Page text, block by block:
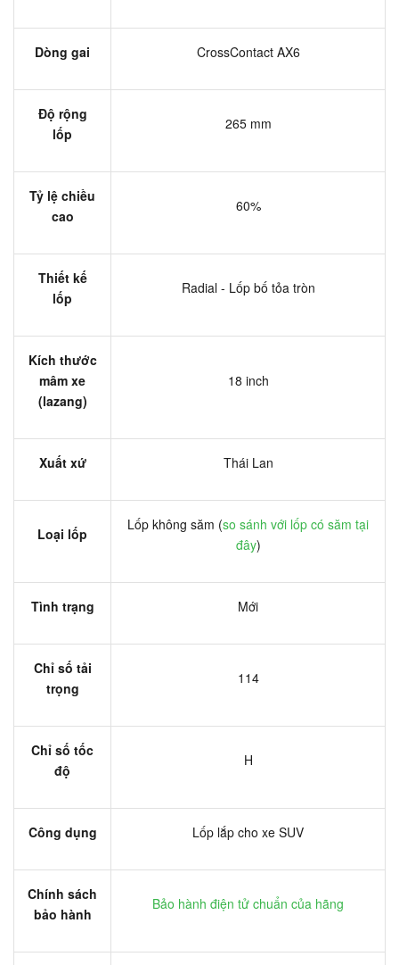
Dòng gai CrossContact AX6
Độ rộng
lốp
265 mm
Tỷ lệ chiều
cao
60%
Thiết kế
lốp
Radial - Lốp bố tỏa tròn
Kích thước
mâm xe
(lazang)
18 inch
Xuất xứ Thái Lan
Loại lốp
Lốp không săm (so sánh với lốp có săm tại
đây)
Tình trạng Mới
Chỉ số tải
trọng
114
Chỉ số tốc
độ
H
Công dụng Lốp lắp cho xe SUV
Chính sách
bảo hành
Bảo hành điện tử chuẩn của hãng